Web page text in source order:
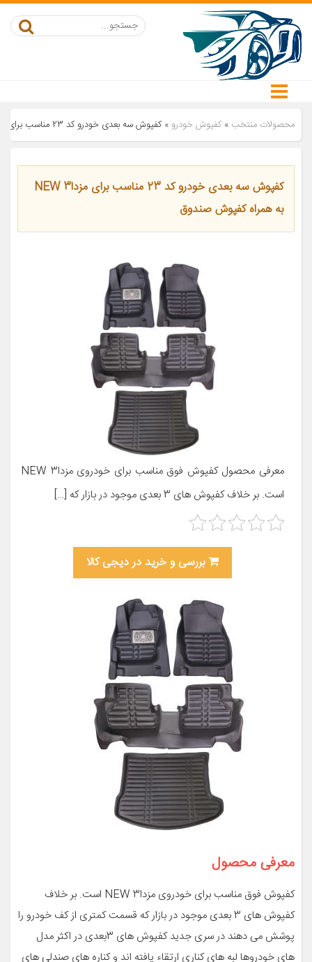
محصولات منتخب » کفپوش خودرو »کفپوش سه بعدی خودرو کد 23 مناسب برای مزدا3 NEW به همراه کفپوش صندوق
کفپوش سه بعدی خودرو کد 23 مناسب برای مزدا3 NEW
به همراه کفپوش صندوق
معرفی محصول کفپوش فوق مناسب برای خودروی مزدا3 NEW
است. بر خلاف کفپوش های 3 بعدی موجود در بازار که […]
بررسی و خرید در دیجی کالا
معرفی محصول
کفپوش فوق مناسب برای خودروی مزدا3 NEW است. بر خلاف
کفپوش های 3 بعدی موجود در بازار که قسمت کمتری از کف خودرو را
پوشش می دهند در سری جدید کفپوش های 3بعدی در اکثر مدل
های خودروها لبه های کناری ارتقاء یافته اند و کناره های صندلی های